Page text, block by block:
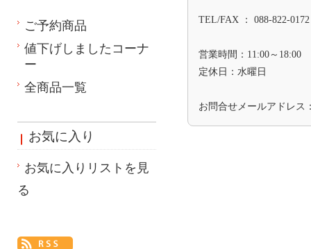
TEL/FAX ： 088-822-0172
営業時間：11:00～18:00
定休日：水曜日
お問合せメールアドレス
ご予約商品
値下げしましたコーナ
ー
全商品一覧
お気に入り
お気に入りリストを見
る